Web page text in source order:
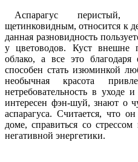
Аспарагус
щетинковидным, относится к
данная разновидность
у цветоводов. Куст внешне
облако, а все это
способен стать изюминкой
необычная красота
нетребовательность в уходе
интересен фэн-шуй, знают о
аспарагуса. Считается, что
доме, справиться со
негативной энергетики.